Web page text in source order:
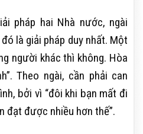
pháp hai Nhà nước, ngài
là giải pháp duy nhất. Một
người khác thì không. Hòa
Theo ngài, cần phải can
bởi vì “đôi khi bạn mất đi
đạt được nhiều hơn thế”.